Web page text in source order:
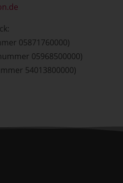
05871760000)
05968500000)
54013800000)